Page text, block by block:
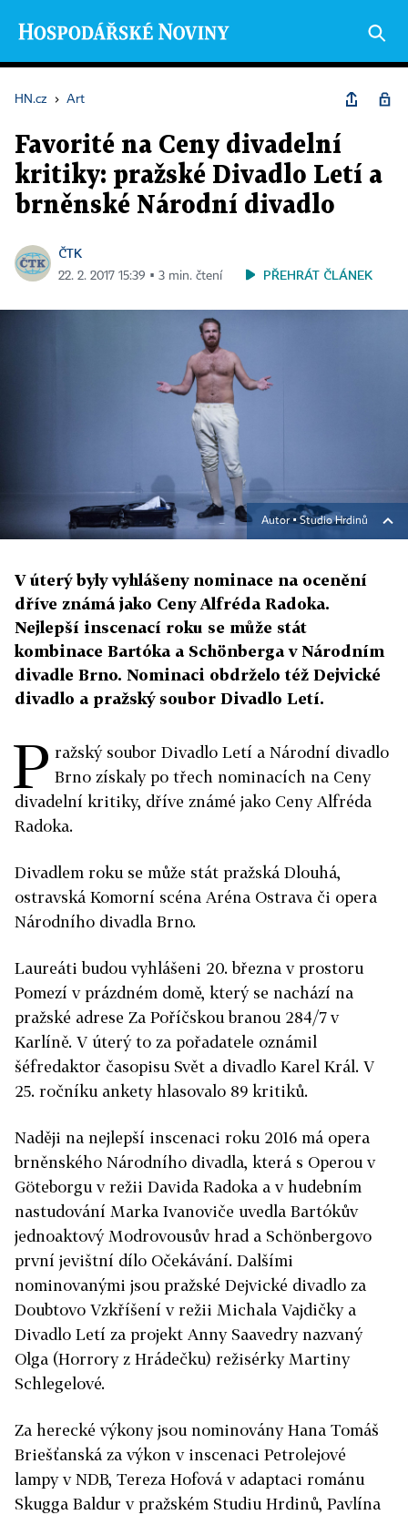
HN.cz › Art
Favorité na Ceny divadelní
kritiky: pražské Divadlo Letí a
brněnské Národní divadlo
ČTK
22. 2. 2017 15:39 ▪ 3 min. čtení PŘEHRÁT ČLÁNEK
Autor ▪ Studio Hrdinů
V úterý byly vyhlášeny nominace na ocenění
dříve známá jako Ceny Alfréda Radoka.
Nejlepší inscenací roku se může stát
kombinace Bartóka a Schönberga v Národním
divadle Brno. Nominaci obdrželo též Dejvické
divadlo a pražský soubor Divadlo Letí.
P ražský soubor Divadlo Letí a Národní divadlo
Brno získaly po třech nominacích na Ceny
divadelní kritiky, dříve známé jako Ceny Alfréda
Radoka.
Divadlem roku se může stát pražská Dlouhá,
ostravská Komorní scéna Aréna Ostrava či opera
Národního divadla Brno.
Laureáti budou vyhlášeni 20. března v prostoru
Pomezí v prázdném domě, který se nachází na
pražské adrese Za Poříčskou branou 284/7 v
Karlíně. V úterý to za pořadatele oznámil
šéfredaktor časopisu Svět a divadlo Karel Král. V
25. ročníku ankety hlasovalo 89 kritiků.
Naději na nejlepší inscenaci roku 2016 má opera
brněnského Národního divadla, která s Operou v
Göteborgu v režii Davida Radoka a v hudebním
nastudování Marka Ivanoviče uvedla Bartókův
jednoaktový Modrovousův hrad a Schönbergovo
první jevištní dílo Očekávání. Dalšími
nominovanými jsou pražské Dejvické divadlo za
Doubtovo Vzkříšení v režii Michala Vajdičky a
Divadlo Letí za projekt Anny Saavedry nazvaný
Olga (Horrory z Hrádečku) režisérky Martiny
Schlegelové.
Za herecké výkony jsou nominovány Hana Tomáš
Briešťanská za výkon v inscenaci Petrolejové
lampy v NDB, Tereza Hofová v adaptaci románu
Skugga Baldur v pražském Studiu Hrdinů, Pavlína